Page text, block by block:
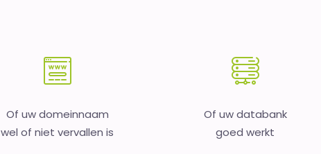
Of uw domeinnaam
wel of niet vervallen is
Of uw databank
goed werkt